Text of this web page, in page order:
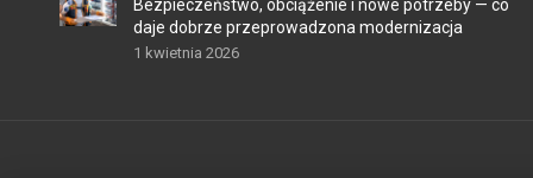
Bezpieczeństwo, obciążenie i nowe potrzeby — co
daje dobrze przeprowadzona modernizacja
1 kwietnia 2026